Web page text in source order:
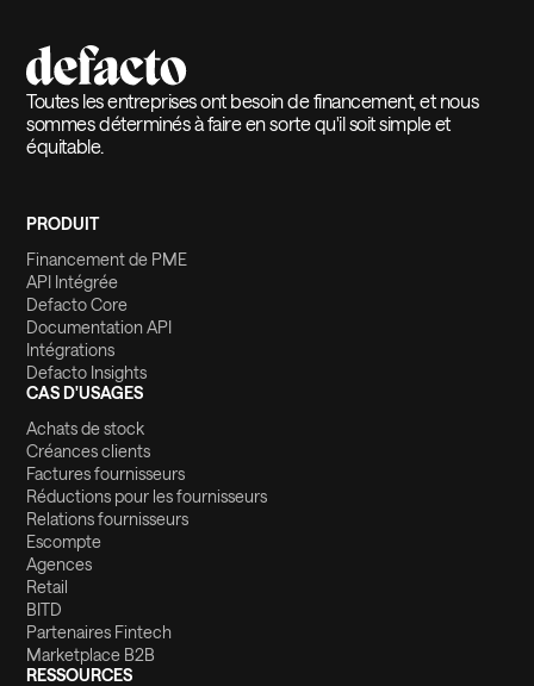
Toutes les entreprises ont besoin de financement, et nous
sommes déterminés à faire en sorte qu'il soit simple et
équitable.
PRODUIT
Financement de PME
API Intégrée
Defacto Core
Documentation API
Intégrations
Defacto Insights
CAS D'USAGES
Achats de stock
Créances clients
Factures fournisseurs
Réductions pour les fournisseurs
Relations fournisseurs
Escompte
Agences
Retail
BITD
Partenaires Fintech
Marketplace B2B
RESSOURCES